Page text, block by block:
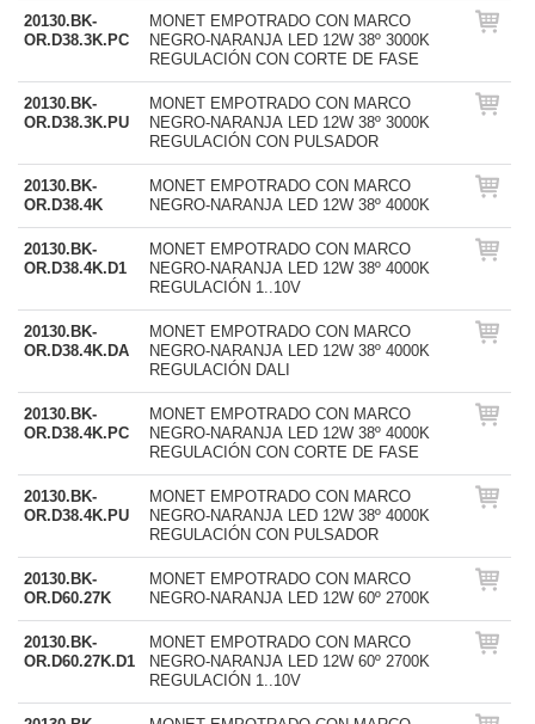
20130.BK-
OR.D38.3K.PC
MONET EMPOTRADO CON MARCO
NEGRO-NARANJA LED 12W 38º 3000K
REGULACIÓN CON CORTE DE FASE
20130.BK-
OR.D38.3K.PU
MONET EMPOTRADO CON MARCO
NEGRO-NARANJA LED 12W 38º 3000K
REGULACIÓN CON PULSADOR
20130.BK-
OR.D38.4K
MONET EMPOTRADO CON MARCO
NEGRO-NARANJA LED 12W 38º 4000K
20130.BK-
OR.D38.4K.D1
MONET EMPOTRADO CON MARCO
NEGRO-NARANJA LED 12W 38º 4000K
REGULACIÓN 1..10V
20130.BK-
OR.D38.4K.DA
MONET EMPOTRADO CON MARCO
NEGRO-NARANJA LED 12W 38º 4000K
REGULACIÓN DALI
20130.BK-
OR.D38.4K.PC
MONET EMPOTRADO CON MARCO
NEGRO-NARANJA LED 12W 38º 4000K
REGULACIÓN CON CORTE DE FASE
20130.BK-
OR.D38.4K.PU
MONET EMPOTRADO CON MARCO
NEGRO-NARANJA LED 12W 38º 4000K
REGULACIÓN CON PULSADOR
20130.BK-
OR.D60.27K
MONET EMPOTRADO CON MARCO
NEGRO-NARANJA LED 12W 60º 2700K
20130.BK-
OR.D60.27K.D1
MONET EMPOTRADO CON MARCO
NEGRO-NARANJA LED 12W 60º 2700K
REGULACIÓN 1..10V